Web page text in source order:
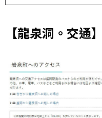
【龍泉洞。交通】